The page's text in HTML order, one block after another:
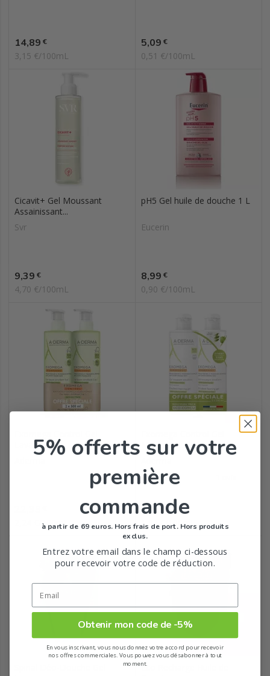
Prix
14,89 €
3,15 €/100mL
Prix
5,09 €
0,51 €/100mL
Cicavit+ Gel Moussant
Assainissant...
Svr
Prix
9,39 €
4,70 €/100mL
pH5 Gel huile de douche 1 L
Eucerin
Prix
8,99 €
0,90 €/100mL
Lavant...
2,24 €/100mL
Moussant...
Prix
19,29€
1,93 €/100mL
Eco Recharge Huile de
5% offerts sur votre
première
commande
à partir de 69 euros. Hors frais de port. Hors produits
exclus.
Entrez votre email dans le champ ci-dessous
pour recevoir votre code de réduction.
Obtenir mon code de -5%
En vous inscrivant, vous nous donnez votre accord pour recevoir
nos offres commerciales. Vous pouvez vous désabonner à tout
moment.